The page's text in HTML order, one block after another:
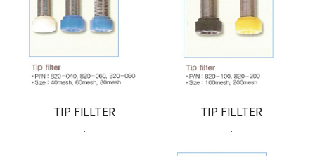
TIP FILLTER
.
TIP FILLTER
.